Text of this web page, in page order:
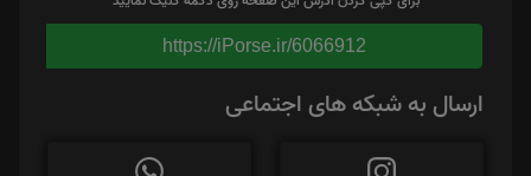
https://iPorse.ir/6066912
ارسال به شبکه های اجتماعی